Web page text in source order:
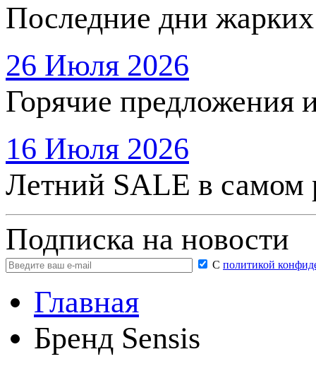
Последние дни
26 Июля 2026
Горячие предложения
16 Июля 2026
Летний SALE в самом
Подписка на новости
С политикой
Главная
Бренд Sensis